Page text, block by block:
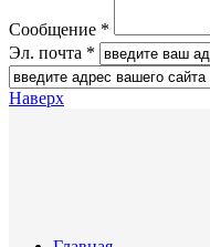
Сообщение *
Эл. почта *
Наверх